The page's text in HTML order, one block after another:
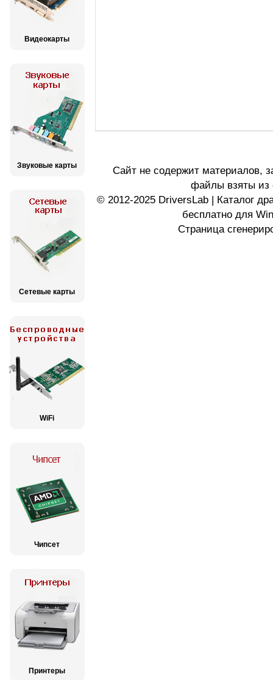
Видеокарты
Звуковые карты
Сетевые карты
WiFi
Чипсет
Принтеры
Сайт не содержит материалов,
файлы взяты из
© 2012-2025 DriversLab | Каталог
бесплатно для
Страница